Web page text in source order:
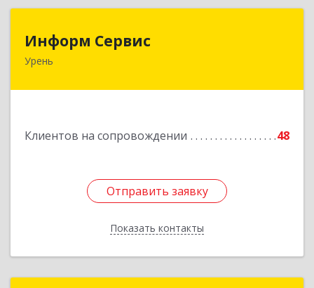
Информ Сервис
Урень
Клиентов на сопровождении 48
Отправить заявку
Показать контакты
Отправить заявку
Назад